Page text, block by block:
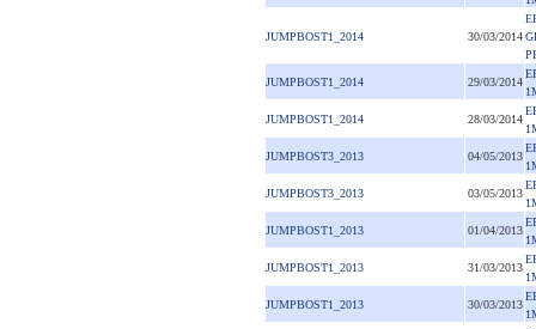
JUMPBOST1_2014 30/03/2014
JUMPBOST1_2014 29/03/2014
JUMPBOST1_2014 28/03/2014
JUMPBOST3_2013 04/05/2013
JUMPBOST3_2013 03/05/2013
JUMPBOST1_2013 01/04/2013
JUMPBOST1_2013 31/03/2013
JUMPBOST1_2013 30/03/2013